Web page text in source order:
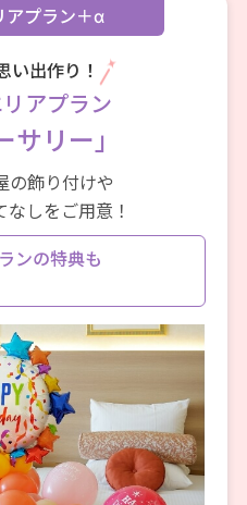
可能期間
らご旅行帰着日までの
に入会した日から起算して
レンタルサービス割
ンタルス
ンドのあ
れて、ど
を気にせ
ス
アプラン＋α
い出作り！
アプラン
サリー」
の飾り付けや
しをご用意！
ンの特典も